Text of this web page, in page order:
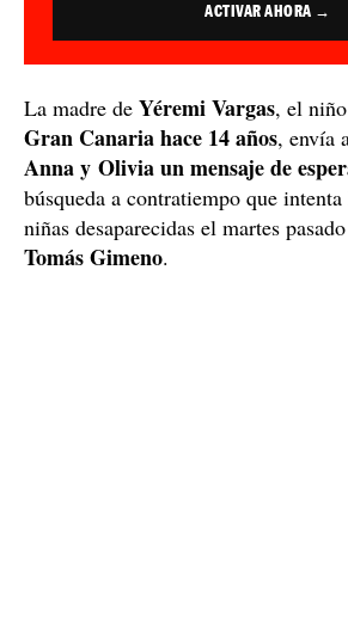
ACTIVAR AHORA →
La madre de Yéremi Vargas, el niño
Gran Canaria hace 14 años, envía
Anna y Olivia un mensaje de
búsqueda a contratiempo que
niñas desaparecidas el martes
Tomás Gimeno.